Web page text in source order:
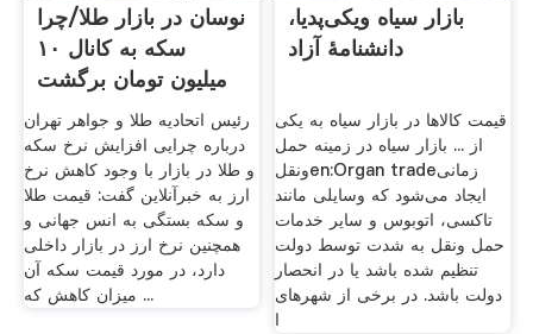
نوسان در بازار طلا/چرا
سکه به کانال ١٠
میلیون تومان برگشت
...
رئیس اتحادیه طلا و جواهر تهران
درباره چرایی افزایش نرخ سکه
و طلا در بازار با وجود کاهش نرخ
ارز به خبرآنلاین گفت: قیمت طلا
و سکه بستگی به انس جهانی و
همچنین نرخ ارز در بازار داخلی
دارد، در مورد قیمت سکه آن
میزان کاهش که ...
بازار سیاه ویکی‌پدیا،
دانشنامهٔ آزاد
قیمت کالاها در بازار سیاه به یکی
از ... بازار سیاه در زمینه حمل
ونقلen:Organ tradeزمانی
ایجاد می‌شود که وسایلی مانند
تاکسی، اتوبوس و سایر خدمات
حمل ونقل به شدت توسط دولت
تنظیم شده باشد یا در انحصار
دولت باشد. در برخی از شهرهای
ا